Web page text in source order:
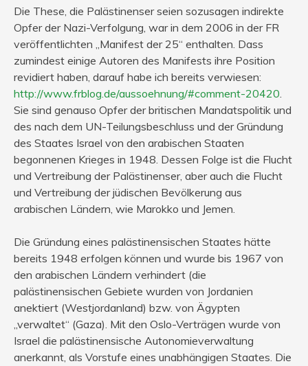
Die These, die Palästinenser seien sozusagen indirekte
Opfer der Nazi-Verfolgung, war in dem 2006 in der FR
veröffentlichten „Manifest der 25“ enthalten. Dass
zumindest einige Autoren des Manifests ihre Position
revidiert haben, darauf habe ich bereits verwiesen:
http://www.frblog.de/aussoehnung/#comment-20420
Sie sind genauso Opfer der britischen Mandatspolitik und
des nach dem UN-Teilungsbeschluss und der Gründung
des Staates Israel von den arabischen Staaten
begonnenen Krieges in 1948. Dessen Folge ist die Flucht
und Vertreibung der Palästinenser, aber auch die Flucht
und Vertreibung der jüdischen Bevölkerung aus
arabischen Ländern, wie Marokko und Jemen.
Die Gründung eines palästinensischen Staates hätte
bereits 1948 erfolgen können und wurde bis 1967 von
den arabischen Ländern verhindert (die
palästinensischen Gebiete wurden von Jordanien
anektiert (Westjordanland) bzw. von Ägypten
„verwaltet“ (Gaza). Mit den Oslo-Verträgen wurde von
Israel die palästinensische Autonomieverwaltung
anerkannt, als Vorstufe eines unabhängigen Staates. Die